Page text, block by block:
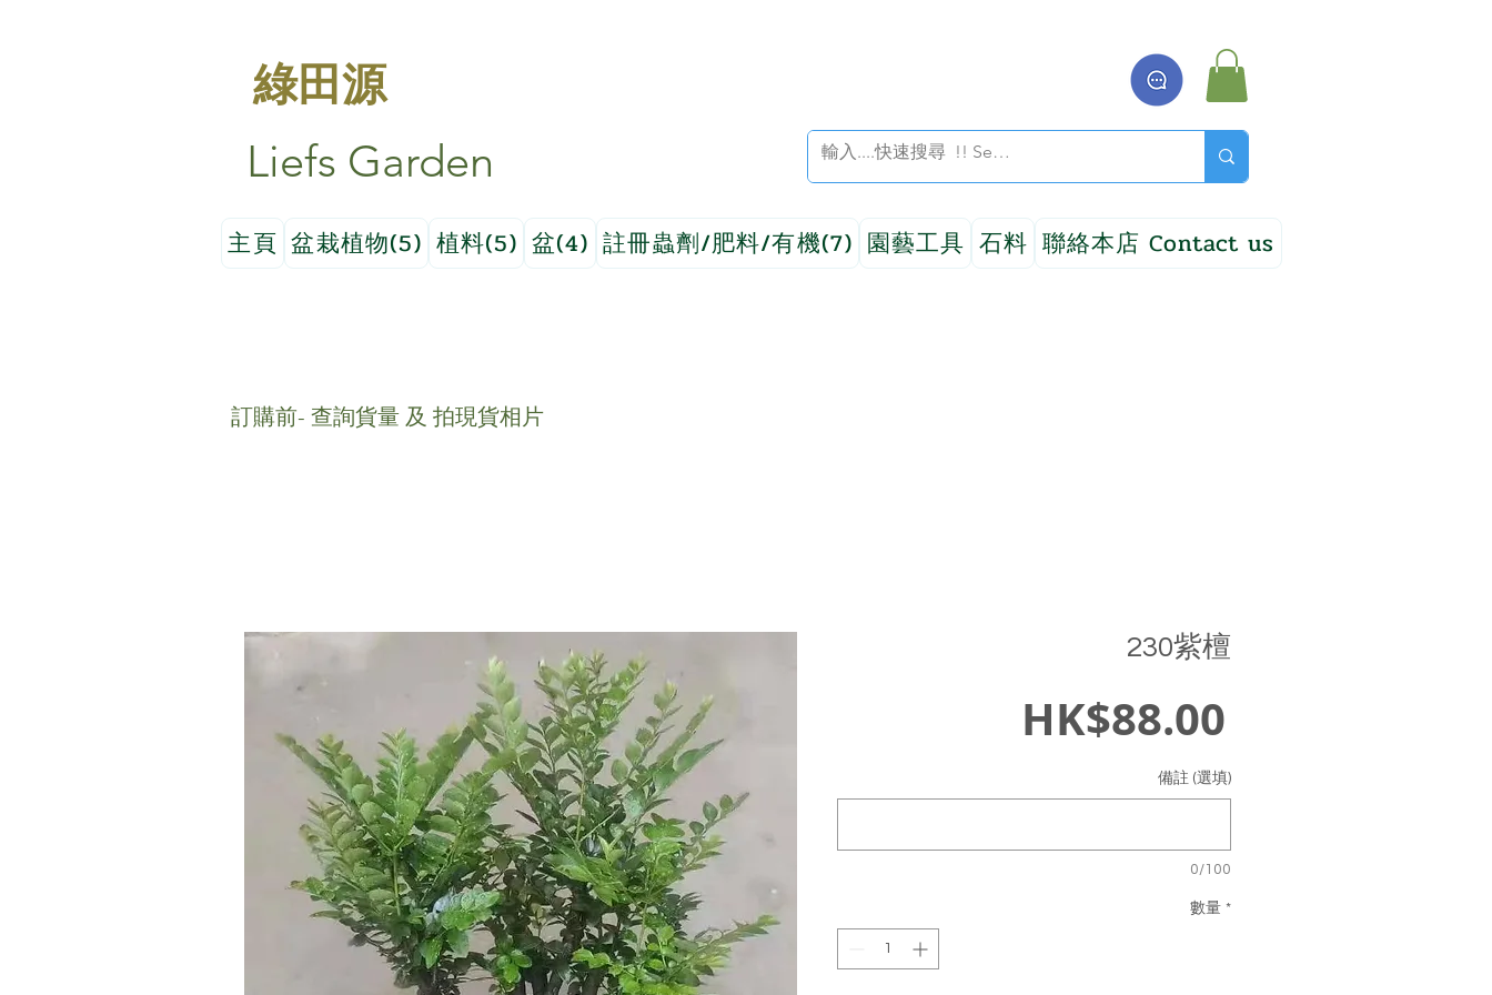
綠田源
Liefs Garden
主頁 盆栽植物(5) 植料(5) 盆(4) 註冊蟲劑/肥料/有機(7) 園藝工具 石料 聯絡本店 Contact us
訂購前- 查詢貨量 及 拍現貨相片
230紫檀
HK$88.00
格
備註 (選填)
0/100
數量 *